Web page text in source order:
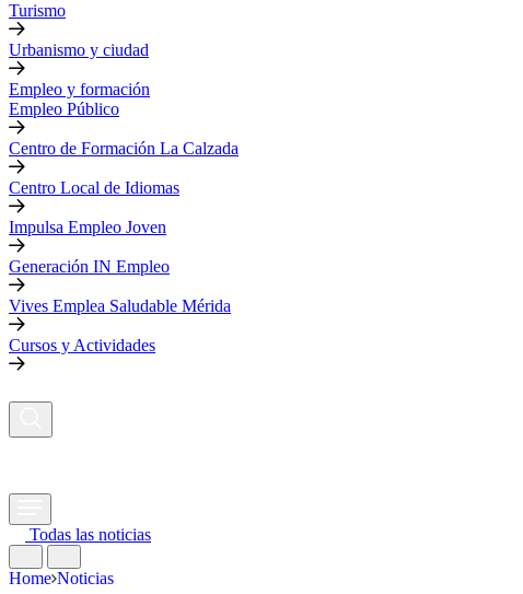
Turismo
Urbanismo y ciudad
Empleo y formación
Empleo Público
Centro de Formación La Calzada
Centro Local de Idiomas
Impulsa Empleo Joven
Generación IN Empleo
Vives Emplea Saludable Mérida
Cursos y Actividades
Todas las noticias
Home Noticias